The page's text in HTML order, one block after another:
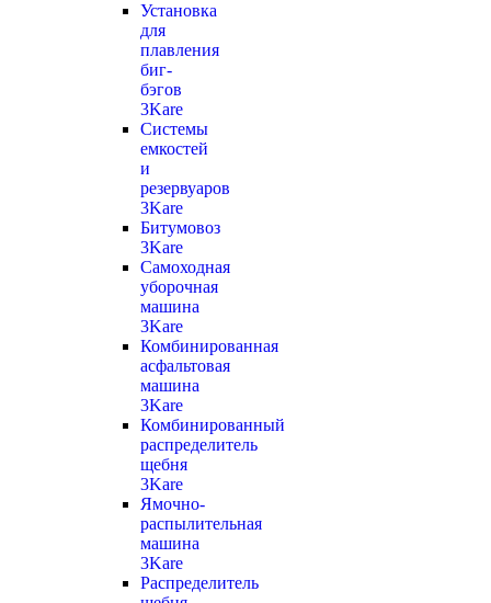
Установка
для
плавления
биг-
бэгов
3Kare
Системы
емкостей
и
резервуаров
3Kare
Битумовоз
3Kare
Самоходная
уборочная
машина
3Kare
Комбинированная
асфальтовая
машина
3Kare
Комбинированный
распределитель
щебня
3Kare
Ямочно-
распылительная
машина
3Kare
Распределитель